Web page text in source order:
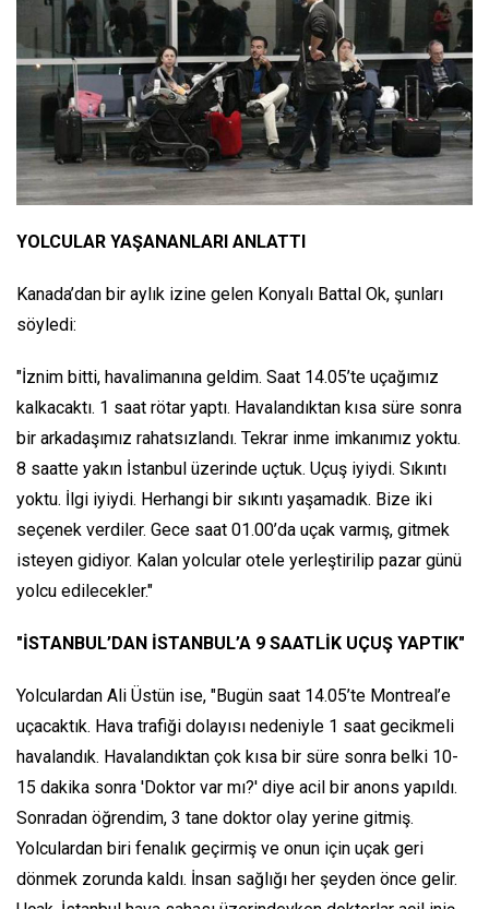
YOLCULAR YAŞANANLARI ANLATTI
Kanada’dan bir aylık izine gelen Konyalı Battal Ok, şunları
söyledi:
"İznim bitti, havalimanına geldim. Saat 14.05’te uçağımız
kalkacaktı. 1 saat rötar yaptı. Havalandıktan kısa süre sonra
bir arkadaşımız rahatsızlandı. Tekrar inme imkanımız yoktu.
8 saatte yakın İstanbul üzerinde uçtuk. Uçuş iyiydi. Sıkıntı
yoktu. İlgi iyiydi. Herhangi bir sıkıntı yaşamadık. Bize iki
seçenek verdiler. Gece saat 01.00’da uçak varmış, gitmek
isteyen gidiyor. Kalan yolcular otele yerleştirilip pazar günü
yolcu edilecekler."
"İSTANBUL’DAN İSTANBUL’A 9 SAATLİK UÇUŞ YAPTIK"
Yolculardan Ali Üstün ise, "Bugün saat 14.05’te Montreal’e
uçacaktık. Hava trafiği dolayısı nedeniyle 1 saat gecikmeli
havalandık. Havalandıktan çok kısa bir süre sonra belki 10-
15 dakika sonra 'Doktor var mı?' diye acil bir anons yapıldı.
Sonradan öğrendim, 3 tane doktor olay yerine gitmiş.
Yolculardan biri fenalık geçirmiş ve onun için uçak geri
dönmek zorunda kaldı. İnsan sağlığı her şeyden önce gelir.